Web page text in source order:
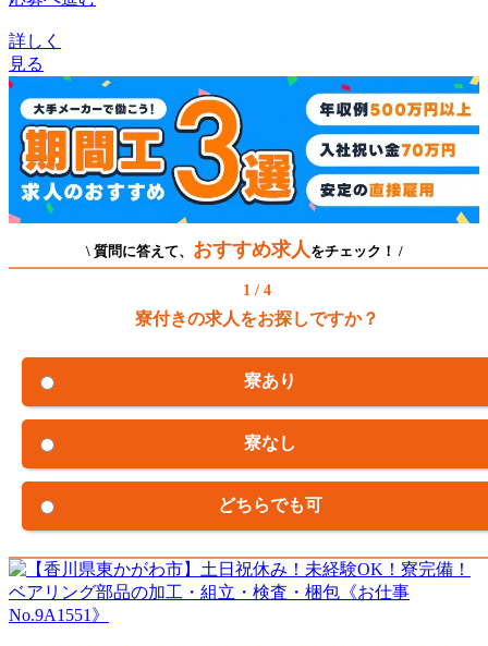
詳しく
見る
\ 質問に答えて、 おすすめ求人 をチェック！ /
1 / 4
寮付きの求人をお探しですか？
寮あり
寮なし
どちらでも可